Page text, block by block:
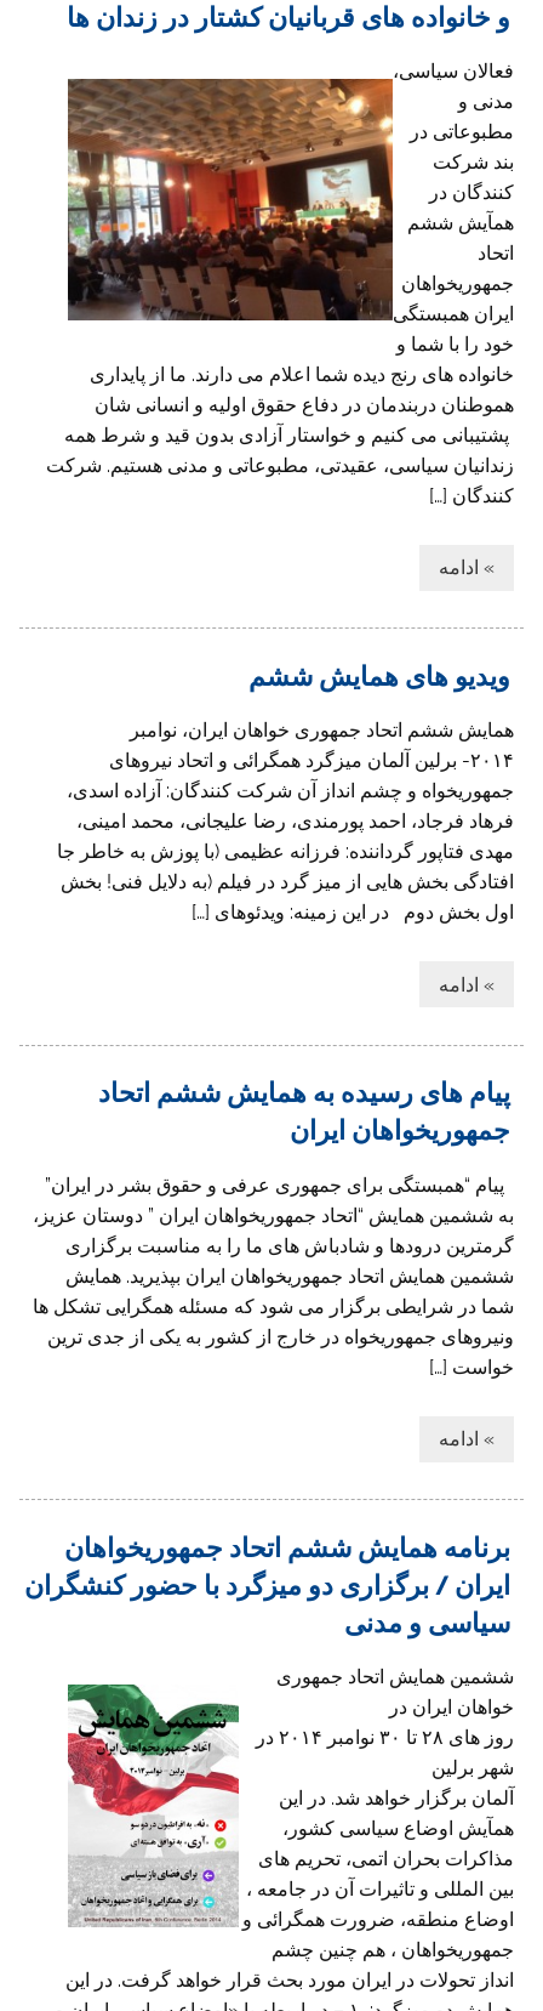
و خانواده های قربانیان کشتار در زندان ها
فعالان سیاسی،
مدنی و
مطبوعاتی در
بند شرکت
کنندگان در
همآیش ششم
اتحاد
جمهوریخواهان
ایران همبستگی
خود را با شما و
خانواده های رنج دیده شما اعلام می دارند. ما از پایداری
هموطنان دربندمان در دفاع حقوق اولیه و انسانی شان
پشتیبانی می کنیم و خواستار آزادی بدون قید و شرط همه
زندانیان سیاسی، عقیدتی، مطبوعاتی و مدنی هستیم. شرکت
کنندگان […]
» ادامه
ویدیو های همایش ششم
همایش ششم اتحاد جمهوری خواهان ایران، نوامبر
۲۰۱۴- برلین آلمان میزگرد همگرائی و اتحاد نیروهای
جمهوریخواه و چشم انداز آن شرکت کنندگان: آزاده اسدی،
فرهاد فرجاد، احمد پورمندی، رضا علیجانی، محمد امینی،
مهدی فتاپور گرداننده: فرزانه عظیمی (با پوزش به خاطر جا
افتادگی بخش هایی از میز گرد در فیلم (به دلایل فنی! بخش
اول بخش دوم در این زمینه: ویدئوهای […]
» ادامه
پیام های رسیده به همایش ششم اتحاد
جمهوریخواهان ایران
پیام “همبستگی برای جمهوری عرفی و حقوق بشر در ایران”
به ششمین همایش “اتحاد جمهوریخواهان ایران ” دوستان عزیز،
گرمترین درودها و شادباش های ما را به مناسبت برگزاری
ششمین همایش اتحاد جمهوریخواهان ایران بپذیرید. همایش
شما در شرایطی برگزار می شود که مسئله همگرایی تشکل ها
ونیروهای جمهوریخواه در خارج از کشور به یکی از جدی ترین
خواست […]
» ادامه
برنامه همایش ششم اتحاد جمهوریخواهان
ایران / برگزاری دو میزگرد با حضور کنشگران
سیاسی و مدنی
ششمین همایش اتحاد جمهوری
خواهان ایران در
روز های ۲۸ تا ۳۰ نوامبر ۲۰۱۴ در
شهر برلین
آلمان برگزار خواهد شد. در این
همآیش اوضاع سیاسی کشور،
مذاکرات بحران اتمی، تحریم های
بین المللی و تاثیرات آن در جامعه ،
اوضاع منطقه، ضرورت همگرائی و
جمهوریخواهان ، هم چنین چشم
انداز تحولات در ایران مورد بحث قرار خواهد گرفت. در این